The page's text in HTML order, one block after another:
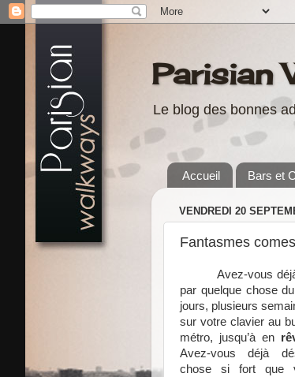
Parisian
Le blog des bonnes
Accueil Bars et
VENDREDI 20
Fantasmes
Avez-vous
par quelque chose
jours, plusieurs
sur votre clavier au
métro, jusqu’à en
Avez-vous déjà
chose si fort que